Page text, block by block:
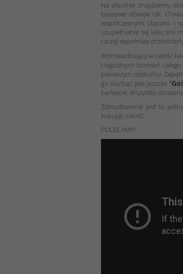
Na albumie znajdziemy
bassowe dźwięki UK.
współczesnymi clapami i
uzupełnianie się kilku linii
raczej wypełniały
Wprowadzający w całość
i łagodnych brzmień
pierwszym odsłuchu.
go słuchać. Jest jeszcze
parkiecie. Wszystko
Zdecydowanie jest to
kupując całość.
POLECAMY!